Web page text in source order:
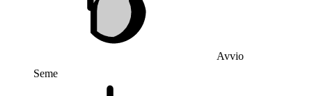
Avvio
Seme